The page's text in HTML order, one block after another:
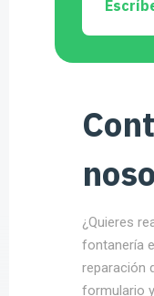
¿Quieres
fontanería
reparación
formulario